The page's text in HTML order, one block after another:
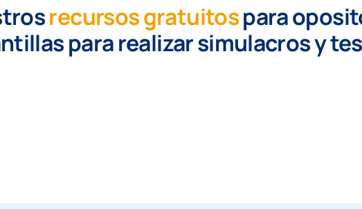
recursos gratuitospara
para realizar simulacros y